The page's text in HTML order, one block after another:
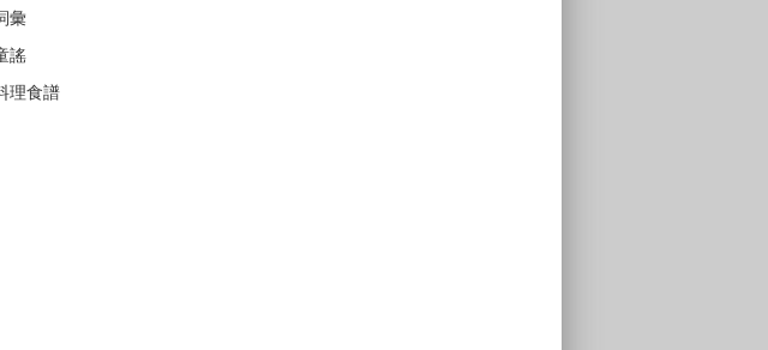
彙
謠
理食譜